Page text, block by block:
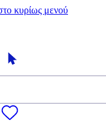
κυρίως μενού